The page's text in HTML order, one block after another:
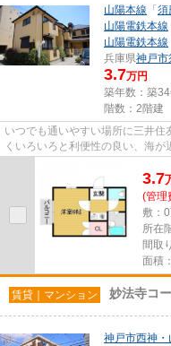
山陽本線 「 須
山陽電鉄本線
山陽電鉄本線
兵庫県神戸市
3.7万円
築年数：築34
階数：2階建
いつでも通いやすい場所に三井
くいろいろと利便性の良い、海
3.7
(管理
敷：
所在
間取
面積
賃貸｜マンション 妙法寺コ
神戸市西神・